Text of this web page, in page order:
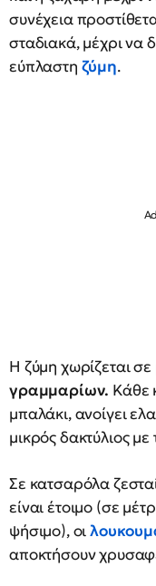
συνέχεια
σταδιακά, μέχρι να
εύπλαστη ζύμη.
Η ζύμη χωρίζεται
γραμμαρίων. Κάθε
μπαλάκι, ανοίγει
μικρός δακτύλιος
Σε κατσαρόλα
είναι έτοιμο (σε
ψήσιμο), οι
αποκτήσουν